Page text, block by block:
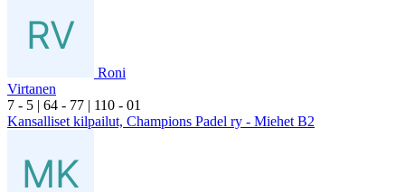
Roni
Virtanen
7 - 5 | 64 - 77 | 110 - 01
Kansalliset kilpailut, Champions Padel ry - Miehet B2